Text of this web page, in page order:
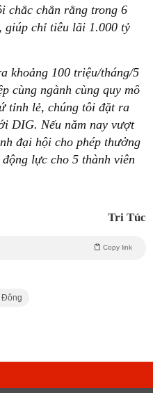
chắc chắn rằng trong 6
giúp chỉ tiêu lãi 1.000 tỷ
khoảng 100 triệu/tháng/5
cùng ngành cùng quy mô
tỉnh lẻ, chúng tôi đặt ra
DIG. Nếu năm nay vượt
đại hội cho phép thưởng
lực cho 5 thành viên
Tri Túc
Copy link